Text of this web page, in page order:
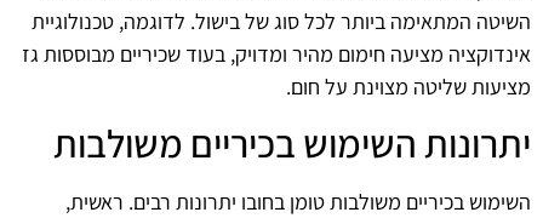
השיטה המתאימה ביותר לכל סוג של בישול. לדוגמה, טכנולוגיית
אינדוקציה מציעה חימום מהיר ומדויק, בעוד שכיריים מבוססות גז
מציעות שליטה מצוינת על חום.
יתרונות השימוש בכיריים משולבות
השימוש בכיריים משולבות טומן בחובו יתרונות רבים. ראשית,